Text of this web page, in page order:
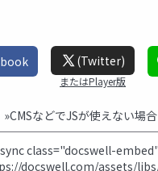
(Twitter)
またはPlayer版
»CMSなどでJSが使えない場合